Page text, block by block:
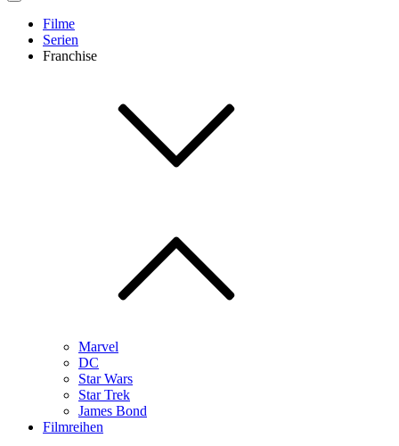
Filme
Serien
Franchise
Marvel
DC
Star Wars
Star Trek
James Bond
Filmreihen